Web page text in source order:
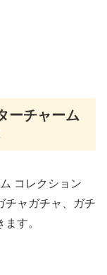
ーチャーム
コレクション
チャガチャ、ガチ
す。